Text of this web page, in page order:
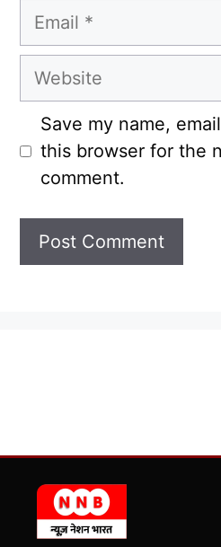
Email
Website
Save my name,
this browser for the
comment.